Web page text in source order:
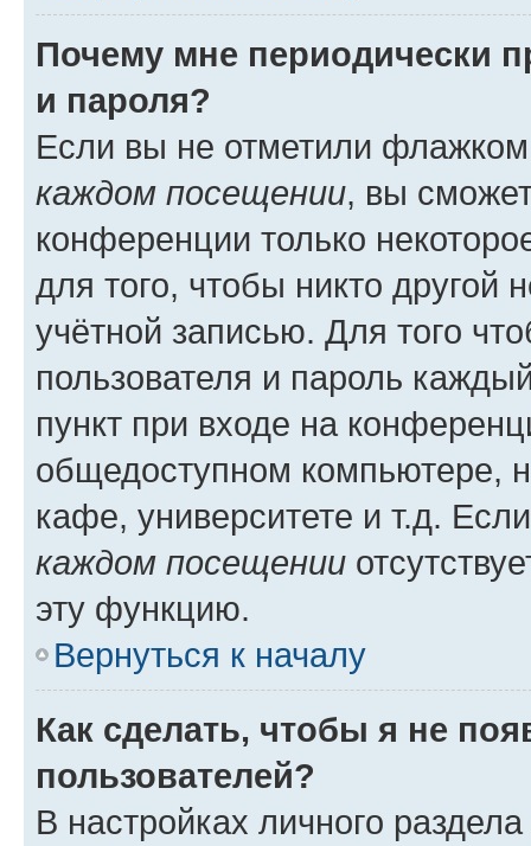
Почему мне периодически
и пароля?
Если вы не отметили
каждом посещении, вы
конференции только
для того, чтобы никто другой
учётной записью. Для того
пользователя и пароль
пункт при входе на
общедоступном компьютере,
кафе, университете и т.д.
каждом посещении
эту функцию.
Вернуться к началу
Как сделать, чтобы я не
пользователей?
В настройках личного